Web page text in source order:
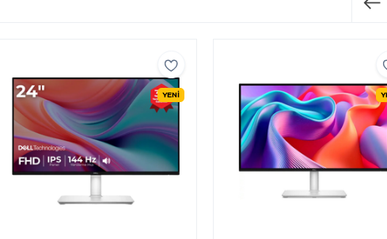
YENİ